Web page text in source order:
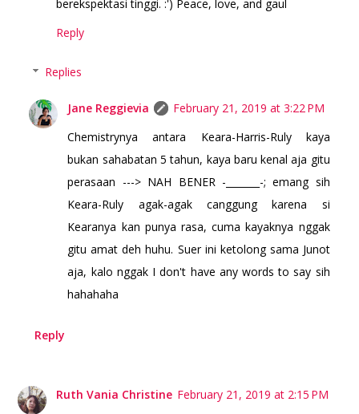
berekspektasi tinggi. :') Peace, love, and gaul
Reply
Replies
Jane Reggievia
February 21, 2019 at 3:22 PM
Chemistrynya antara Keara-Harris-Ruly kaya
bukan sahabatan 5 tahun, kaya baru kenal aja gitu
perasaan ---> NAH BENER -_______-; emang sih
Keara-Ruly agak-agak canggung karena si
Kearanya kan punya rasa, cuma kayaknya nggak
gitu amat deh huhu. Suer ini ketolong sama Junot
aja, kalo nggak I don't have any words to say sih
hahahaha
Reply
Ruth Vania Christine February 21, 2019 at 2:15 PM